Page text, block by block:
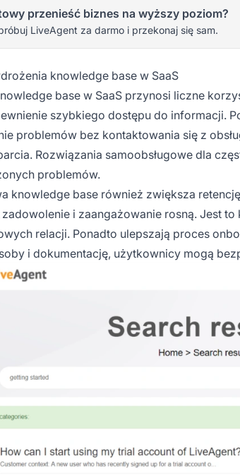
przenieść biznes na wyższy poziom?
LiveAgent za darmo i przekonaj się sam.
knowledge base w SaaS
base w SaaS przynosi liczne
szybkiego dostępu do informacji.
problemów bez kontaktowania się z
Rozwiązania samoobsługowe dla
problemów.
knowledge base również zwiększa
i zaangażowanie rosną. Jest
relacji. Ponadto ulepszają proces
i dokumentację, użytkownicy mogą